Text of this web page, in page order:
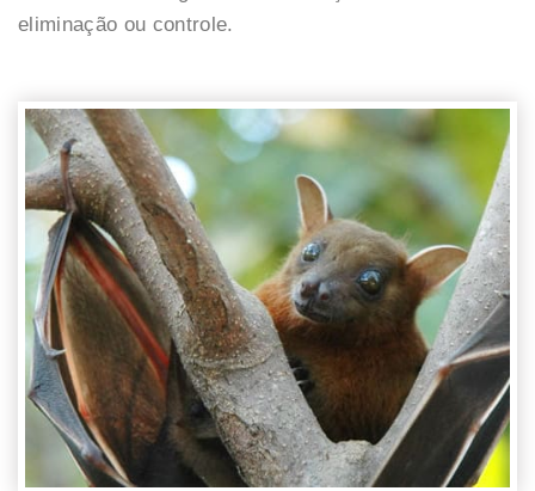
eliminação ou controle.